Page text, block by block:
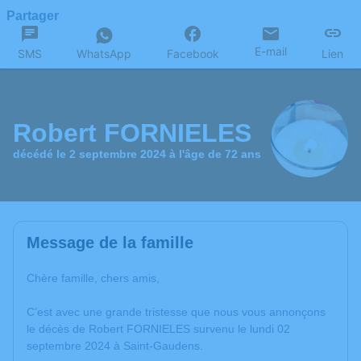
Partager
SMS WhatsApp Facebook E-mail Lien
Robert FORNIELES
décédé le 2 septembre 2024 à l'âge de 72 ans
Message de la famille
Chère famille, chers amis,
C’est avec une grande tristesse que nous vous annonçons
le décès de Robert FORNIELES survenu le lundi 02
septembre 2024 à Saint-Gaudens.